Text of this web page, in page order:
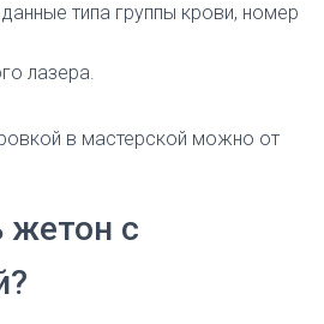
типа группы крови, номер
лазера.
в мастерской можно от
жетон с